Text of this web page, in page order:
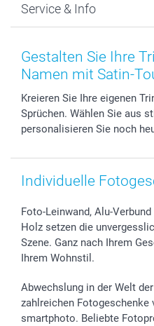
Fotoabzüge, Fotos als Buch
Zubehör & Material
Foto-Kalender & Agenden
Geschenk-Gutscheine (PDF)
Datenschutz
AGB
Impressum
Partnerprogramme
Investor Relations
Widerrufsrecht
Neujahr
Muttertag
Vatertag
Hochzeit
Geburtstag
Zu allen Anlässen
Service & Info
Anmelden /Registrieren
Preise und Versandkosten
72h Lieferung
Zahlungsmöglichkeiten
Status der Bestellung
smartfriends
smartbonus
Gestalten Sie Ihre
Namen mit Satin-
Kreieren Sie Ihre eigenen
Sprüchen. Wählen Sie aus
personalisieren Sie noch
Individuelle
Foto-Leinwand, Alu-
Holz setzen die
Szene. Ganz nach Ihrem
Ihrem Wohnstil.
Abwechslung in der Welt
zahlreichen Fotogeschenke
smartphoto. Beliebte